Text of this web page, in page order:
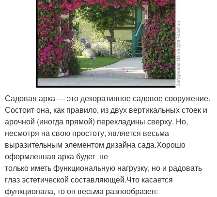
Садовая арка — это декоративное садовое сооружение.
Состоит она, как правило, из двух вертикальных стоек и
арочной (иногда прямой) перекладины сверху. Но,
несмотря на свою простоту, является весьма
выразительным элементом дизайна сада.Хорошо
оформленная арка будет не
только иметь функциональную нагрузку, но и радовать
глаз эстетической составляющей.Что касается
функционала, то он весьма разнообразен: